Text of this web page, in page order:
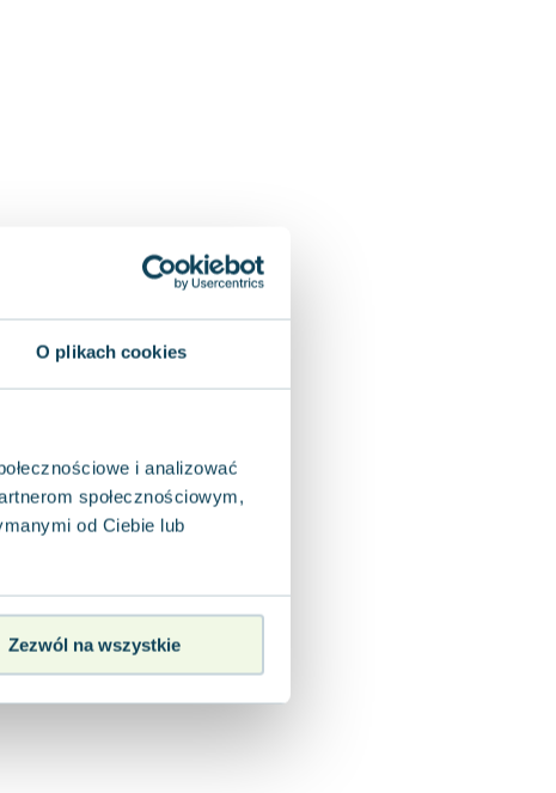
O plikach cookies
i analizować
społecznościowym,
od Ciebie lub
Zezwól na wszystkie